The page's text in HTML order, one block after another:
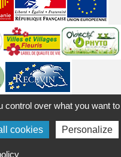
Plan du site
Contact
de confidentialité
control over what you want to
cookies Personalize